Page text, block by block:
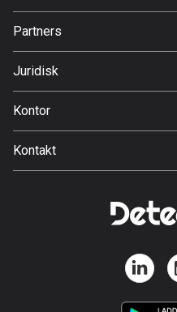
347 rutter
Botswana
113 rutter
Jobb
Partners
Svedea
Juridisk
Användarvillkor
Kontor
Gamla Almedalsvägen 19
412 63 Gothenburg
Kontakt
Support:
Affärsförfrågningar:
niklas@detecht.se